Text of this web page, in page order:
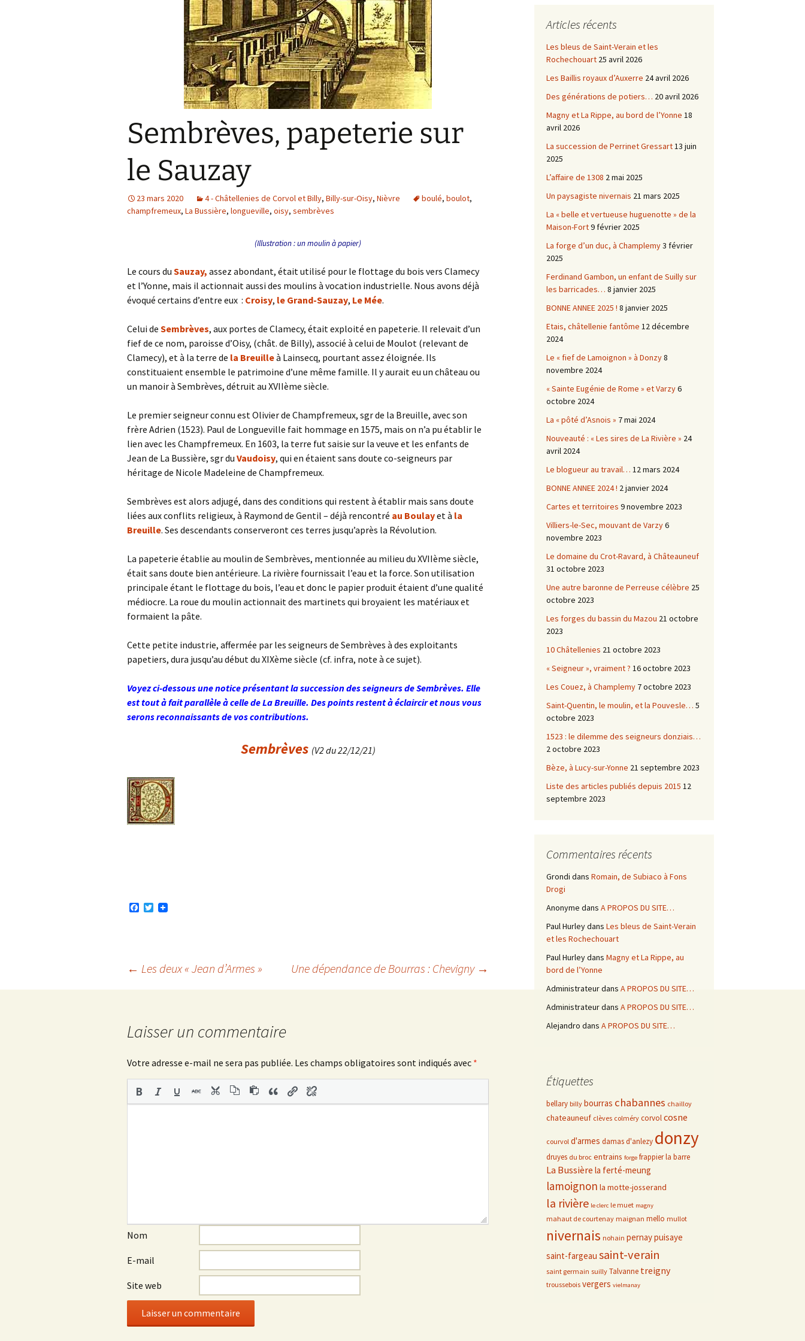
Baronnie de Saint-Verain
Comté d’Auxerre
Comté de Gien
Seigneurie de Courtenay
Comté de Sancerre
Châtellenie d’Etais
Châtellenies de Corvol et
Billy
Châtellenie de Chatel-
Sembrèves, papeterie sur
le Sauzay
23 mars 2020 4 - Châtellenies de Corvol et Billy, Billy-sur-Oisy, Nièvre boulé, boulot,
champfremeux, La Bussière, longueville, oisy, sembrèves
(Illustration : un moulin à papier)
Le cours du Sauzay, assez abondant, était utilisé pour le flottage du bois vers Clamecy
et l’Yonne, mais il actionnait aussi des moulins à vocation industrielle. Nous avons déjà
évoqué certains d’entre eux : Croisy, le Grand-Sauzay, Le Mée.
Celui de Sembrèves, aux portes de Clamecy, était exploité en papeterie. Il relevait d’un
fief de ce nom, paroisse d’Oisy, (chât. de Billy), associé à celui de Moulot (relevant de
Clamecy), et à la terre de la Breuilleà Lainsecq, pourtant assez éloignée. Ils
constituaient ensemble le patrimoine d’une même famille. Il y aurait eu un château ou
un manoir à Sembrèves, détruit au XVIIème siècle.
Le premier seigneur connu est Olivier de Champfremeux, sgr de la Breuille, avec son
frère Adrien (1523). Paul de Longueville fait hommage en 1575, mais on n’a pu établir le
lien avec les Champfremeux. En 1603, la terre fut saisie sur la veuve et les enfants de
Jean de La Bussière, sgr du Vaudoisy, qui en étaient sans doute co-seigneurs par
héritage de Nicole Madeleine de Champfremeux.
Sembrèves est alors adjugé, dans des conditions qui restent à établir mais sans doute
liées aux conflits religieux, à Raymond de Gentil – déjà rencontré au Boulayet à la
Breuille. Ses descendants conserveront ces terres jusqu’après la Révolution.
La papeterie établie au moulin de Sembrèves, mentionnée au milieu du XVIIème siècle,
était sans doute bien antérieure. La rivière fournissait l’eau et la force. Son utilisation
principale étant le flottage du bois, l’eau et donc le papier produit étaient d’une qualité
médiocre. La roue du moulin actionnait des martinets qui broyaient les matériaux et
formaient la pâte.
Cette petite industrie, affermée par les seigneurs de Sembrèves à des exploitants
papetiers, dura jusqu’au début du XIXème siècle (cf. infra, note à ce sujet).
Voyez ci-dessous une notice présentant la succession des seigneurs de Sembrèves. Elle
est tout à fait parallèle à celle de La Breuille. Des points restent à éclaircir et nous vous
serons reconnaissants de vos contributions.
Sembrèves (V2 du 22/12/21)
o
k
T
r
Navigation
← Les deux « Jean d’Armes » Une dépendance de Bourras : Chevigny →
Laisser un commentaire
Votre adresse e-mail ne sera pas publiée. Les champs obligatoires sont indiqués avec *
Nom
E-mail
Site web
Articles récents
Les bleus de Saint-Verain et les
Rochechouart 25 avril 2026
Les Baillis royaux d’Auxerre 24 avril 2026
Des générations de potiers… 20 avril 2026
Magny et La Rippe, au bord de l’Yonne 18
avril 2026
La succession de Perrinet Gressart13 juin
2025
L’affaire de 1308 2 mai 2025
Un paysagiste nivernais 21 mars 2025
La « belle et vertueuse huguenotte » de la
Maison-Fort9 février 2025
La forge d’un duc, à Champlemy3 février
2025
Ferdinand Gambon, un enfant de Suilly sur
les barricades… 8 janvier 2025
BONNE ANNEE 2025 ! 8 janvier 2025
Etais, châtellenie fantôme 12 décembre
2024
Le « fief de Lamoignon » à Donzy8
novembre 2024
« Sainte Eugénie de Rome » et Varzy6
octobre 2024
La « pôté d’Asnois » 7 mai 2024
Nouveauté : « Les sires de La Rivière » 24
avril 2024
Le blogueur au travail… 12 mars 2024
BONNE ANNEE 2024 ! 2 janvier 2024
Cartes et territoires 9 novembre 2023
Villiers-le-Sec, mouvant de Varzy6
novembre 2023
Le domaine du Crot-Ravard, à Châteauneuf
31 octobre 2023
Une autre baronne de Perreuse célèbre 25
octobre 2023
Les forges du bassin du Mazou 21 octobre
2023
10 Châtellenies 21 octobre 2023
« Seigneur », vraiment ? 16 octobre 2023
Les Couez, à Champlemy 7 octobre 2023
Saint-Quentin, le moulin, et la Pouvesle… 5
octobre 2023
1523 : le dilemme des seigneurs donziais…
2 octobre 2023
Bèze, à Lucy-sur-Yonne 21 septembre 2023
Liste des articles publiés depuis 2015 12
septembre 2023
Commentaires récents
Grondi dans Romain, de Subiaco à Fons
Drogi
Anonyme dans A PROPOS DU SITE…
Paul Hurleydans Les bleus de Saint-Verain
et les Rochechouart
Paul Hurleydans Magny et La Rippe, au
bord de l’Yonne
Administrateurdans A PROPOS DU SITE…
Administrateurdans A PROPOS DU SITE…
Alejandro dans A PROPOS DU SITE…
Étiquettes
bellary billy bourras chabannes chailloy
chateauneuf clèves colméry corvolcosne
courvol d'armes damas d'anlezy donzy
druyes du broc entrains forge frappierla barre
La Bussière la ferté-meung
lamoignon la motte-josserand
la rivière le clerc le muet magny
mahaut de courtenay maignan mello mullot
nivernais nohain pernaypuisaye
saint-fargeau saint-verain
saint germain suilly Talvanne treigny
troussebois vergers vielmanay